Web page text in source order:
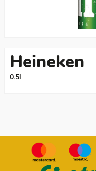
Heineken
0.5l